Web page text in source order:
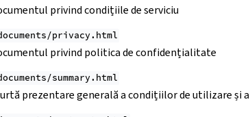
privind condițiile de serviciu
privacy.html
privind politica de confidențialitate
summary.html
prezentare generală a condițiilor de utilizare